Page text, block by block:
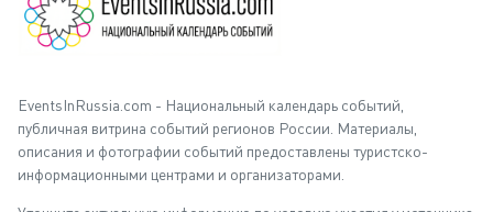
EventsInRussia.com - Национальный календарь событий,
публичная витрина событий регионов России. Материалы,
описания и фотографии событий предоставлены туристско-
информационными центрами и организаторами.